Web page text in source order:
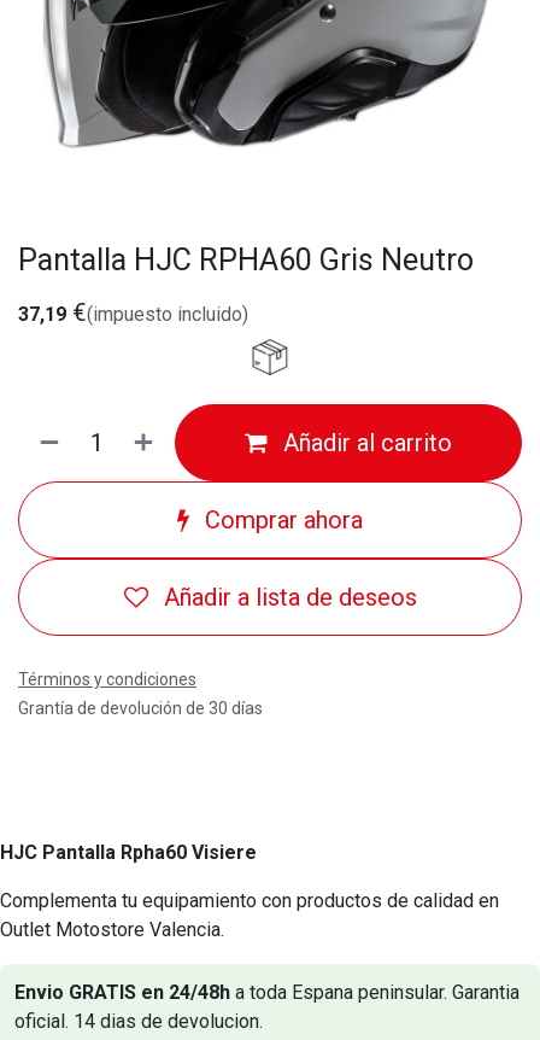
Pantalla HJC RPHA60 Gris Neutro
37,19 €(impuesto incluido)
Añadir al carrito
Comprar ahora
Añadir a lista de deseos
Términos y condiciones
Grantía de devolución de 30 días
HJC Pantalla Rpha60 Visiere
Complementa tu equipamiento con productos de calidad en
Outlet Motostore Valencia.
Envio GRATIS en 24/48h a toda Espana peninsular. Garantia
oficial. 14 dias de devolucion.